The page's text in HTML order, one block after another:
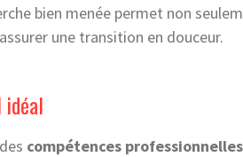
bien menée permet non
une transition en douceur.
compétences professionnelles